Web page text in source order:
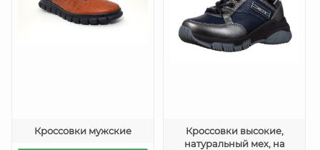
Кроссовки мужские
Кроссовки высокие,
натуральный мех, на